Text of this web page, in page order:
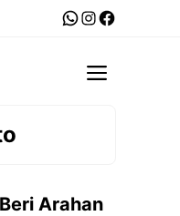
WhatsApp
Instagram
Menu
Arahan